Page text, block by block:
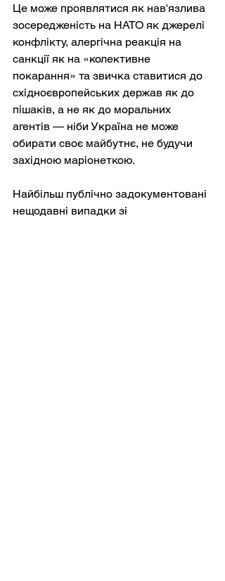
Це може проявлятися як нав'язлива
зосередженість на НАТО як джерелі
конфлікту, алергічна реакція на
санкції як на «колективне
покарання» та звичка ставитися до
східноєвропейських держав як до
пішаків, а не як до моральних
агентів — ніби Україна не може
обирати своє майбутнє, не будучи
західною маріонеткою.
Найбільш публічно задокументовані
нещодавні випадки зі